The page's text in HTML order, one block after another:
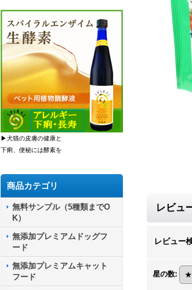
▶犬猫の皮膚の健康と
下痢、便秘には酵素を
商品カテゴリ
無料サンプル（5種類までO
K）
無添加プレミアムドッグフ
ード
無添加プレミアムキャット
フード
レビュ
レビュー
星の数: